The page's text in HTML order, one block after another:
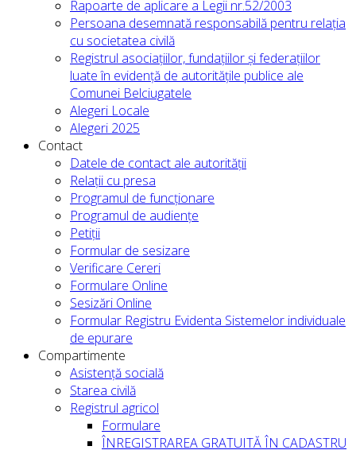
Rapoarte de aplicare a Legii nr.52/2003
Persoana desemnată responsabilă pentru relația
cu societatea civilă
Registrul asociațiilor, fundațiilor și federațiilor
luate în evidență de autoritățile publice ale
Comunei Belciugatele
Alegeri Locale
Alegeri 2025
Contact
Datele de contact ale autorității
Relații cu presa
Programul de funcționare
Programul de audiențe
Petiții
Formular de sesizare
Verificare Cereri
Formulare Online
Sesizări Online
Formular Registru Evidenta Sistemelor individuale
de epurare
Compartimente
Asistență socială
Starea civilă
Registrul agricol
Formulare
ÎNREGISTRAREA GRATUITĂ ÎN CADASTRU